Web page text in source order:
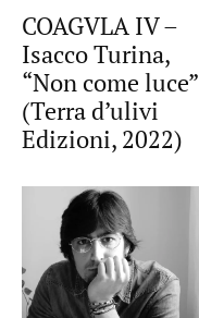
COAGVLA IV –
Isacco Turina,
“Non come luce”
(Terra d’ulivi
Edizioni, 2022)